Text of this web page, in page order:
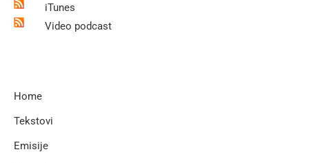
iTunes
Video podcast
Home
Tekstovi
Emisije